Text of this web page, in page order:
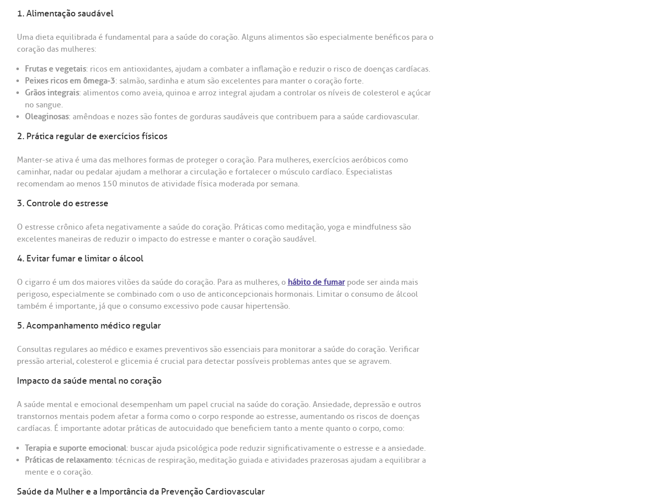
1. Alimentação saudável
Uma dieta equilibrada é fundamental para a saúde do coração. Alguns alimentos são especialmente benéficos para o
coração das mulheres:
Frutas e vegetais: ricos em antioxidantes, ajudam a combater a inflamação e reduzir o risco de doenças cardíacas.
Peixes ricos em ômega-3: salmão, sardinha e atum são excelentes para manter o coração forte.
Grãos integrais: alimentos como aveia, quinoa e arroz integral ajudam a controlar os níveis de colesterol e açúcar
no sangue.
Oleaginosas: amêndoas e nozes são fontes de gorduras saudáveis que contribuem para a saúde cardiovascular.
2. Prática regular de exercícios físicos
Manter-se ativa é uma das melhores formas de proteger o coração. Para mulheres, exercícios aeróbicos como
caminhar, nadar ou pedalar ajudam a melhorar a circulação e fortalecer o músculo cardíaco. Especialistas
recomendam ao menos 150 minutos de atividade física moderada por semana.
3. Controle do estresse
O estresse crônico afeta negativamente a saúde do coração. Práticas como meditação, yoga e mindfulness são
excelentes maneiras de reduzir o impacto do estresse e manter o coração saudável.
4. Evitar fumar e limitar o álcool
O cigarro é um dos maiores vilões da saúde do coração. Para as mulheres, o hábito de fumarpode ser ainda mais
perigoso, especialmente se combinado com o uso de anticoncepcionais hormonais. Limitar o consumo de álcool
também é importante, já que o consumo excessivo pode causar hipertensão.
5. Acompanhamento médico regular
Consultas regulares ao médico e exames preventivos são essenciais para monitorar a saúde do coração. Verificar
pressão arterial, colesterol e glicemia é crucial para detectar possíveis problemas antes que se agravem.
Impacto da saúde mental no coração
A saúde mental e emocional desempenham um papel crucial na saúde do coração. Ansiedade, depressão e outros
transtornos mentais podem afetar a forma como o corpo responde ao estresse, aumentando os riscos de doenças
cardíacas. É importante adotar práticas de autocuidado que beneficiem tanto a mente quanto o corpo, como:
Terapia e suporte emocional: buscar ajuda psicológica pode reduzir significativamente o estresse e a ansiedade.
Práticas de relaxamento: técnicas de respiração, meditação guiada e atividades prazerosas ajudam a equilibrar a
mente e o coração.
Saúde da Mulher e a Importância da Prevenção Cardiovascular